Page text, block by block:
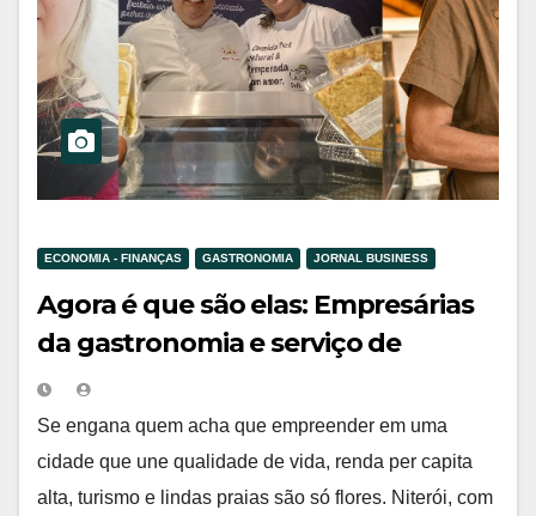
ECONOMIA - FINANÇAS GASTRONOMIA JORNAL BUSINESS
Agora é que são elas: Empresárias
da gastronomia e serviço de
delivery em Niterói, se unem para
conquistar e fidelizar clientes.
Se engana quem acha que empreender em uma
cidade que une qualidade de vida, renda per capita
alta, turismo e lindas praias são só flores. Niterói, com